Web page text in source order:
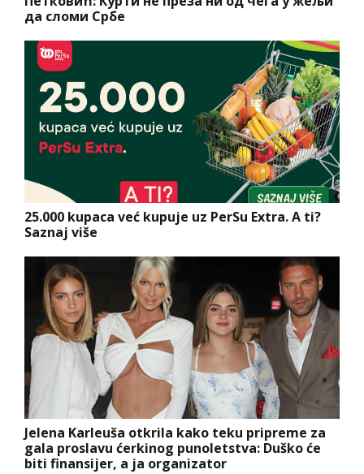
да сломи Србе
25.000 kupaca već kupuje uz PerSu Extra. A ti?
Saznaj više
Jelena Karleuša otkrila kako teku pripreme za
gala proslavu ćerkinog punoletstva: Duško će
biti finansijer, a ja organizator